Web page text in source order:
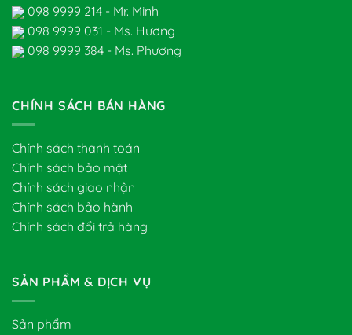
098 9999 214 - Mr. Minh
098 9999 031 - Ms. Hương
098 9999 384 - Ms. Phương
CHÍNH SÁCH BÁN HÀNG
Chính sách thanh toán
Chính sách bảo mật
Chính sách giao nhận
Chính sách bảo hành
Chính sách đổi trả hàng
SẢN PHẨM & DỊCH VỤ
Sản phẩm